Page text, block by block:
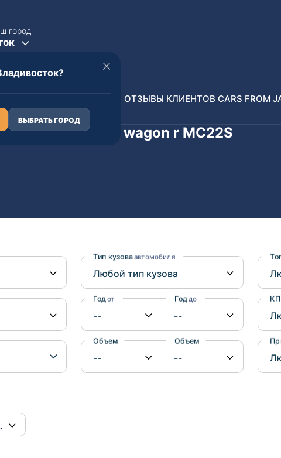
город
ВЫБРАТЬ ГОРОД
Lexus
Tesla
Toyota
Mazda
Mitsubishi
Suzuki
ОТЗЫВЫ КЛИЕНТОВ CARS FROM
Suzuki wagon r MC22S
Тип кузоваавтомобиля
Год от Год до
Объем от Объем до